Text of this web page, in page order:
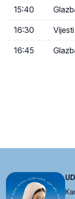
15:40
16:30
16:45